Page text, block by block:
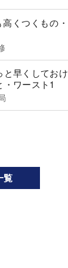
くつくもの・
と早くしておけ
ワースト1
覧